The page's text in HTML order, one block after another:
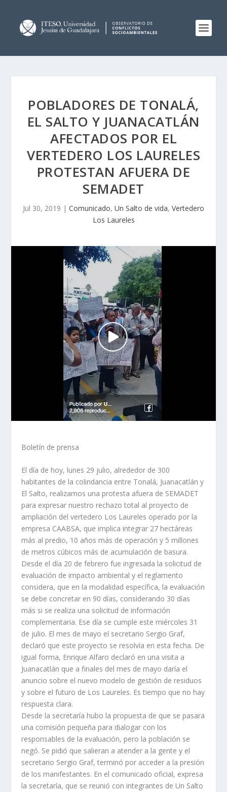
POBLADORES DE TONALÁ,
EL SALTO Y JUANACATLÁN
AFECTADOS POR EL
VERTEDERO LOS LAURELES
PROTESTAN AFUERA DE
SEMADET
Jul 30, 2019 | Comunicado, Un Salto de vida, Vertedero
Los Laureles
Boletín de prensa
El día de hoy, lunes 29 julio, alrededor de 300
habitantes de la colindancia entre Tonalá, Juanacatlán y
El Salto, realizamos una protesta afuera de SEMADET
para expresar nuestro rechazo total al proyecto de
ampliación del vertedero Los Laureles operado por la
empresa CAABSA, que implica integrar 27 hectáreas
más al predio, 10 años más de operación y 5 millones
de metros cúbicos más de acumulación de basura.
Desde el día 20 de febrero fue ingresada la solicitud de
evaluación de impacto ambiental y el reglamento
considera, que en la modalidad específica, la evaluación
se debe concretar en 90 días, considerando 30 días
más si se realiza una solicitud de información
complementaria. Ese día se cumple este miércoles 31
de julio. El mes de mayo el secretario Sergio Graf,
declaró que este proyecto se resolvía en esta fecha. De
igual forma, Enrique Alfaro declaró en una visita a
Juanacatlán que a finales del mes de mayo daría el
anuncio sobre el nuevo modelo de gestión de residuos
y sobre el futuro de Los Laureles. Es tiempo que no hay
respuesta clara.
Desde la secretaría hubo la propuesta de que se pasara
una comisión pequeña para dialogar con los
responsables de la evaluación, pero la población se
negó. Se pidió que salieran a atender a la gente y el
secretario Sergio Graf, terminó por acceder a la presión
de los manifestantes. En el comunicado oficial, expresa
la secretaría, que se reunió con integrantes de Un Salto